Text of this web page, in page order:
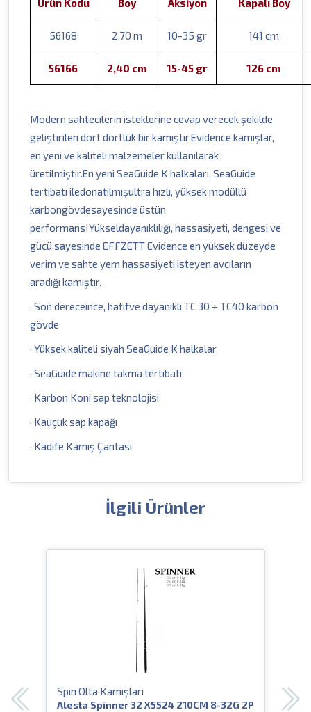
Ürün Kodu Boy Aksiyon Kapalı Boy
56168 2,70 m 10-35 gr 141 cm
56166 2,40 cm 15-45 gr 126 cm
Modern sahtecilerin isteklerine cevap verecek şekilde
geliştirilen dört dörtlük bir kamıştır.Evidence kamışlar,
en yeni ve kaliteli malzemeler kullanılarak
üretilmiştir.En yeni SeaGuide K halkaları, SeaGuide
tertibatı iledonatılmışultra hızlı, yüksek modüllü
karbongövdesayesinde üstün
performans!Yükseldayanıklılığı, hassasiyeti, dengesi ve
gücü sayesinde EFFZETT Evidence en yüksek düzeyde
verim ve sahte yem hassasiyeti isteyen avcıların
aradığı kamıştır.
· Son dereceince, hafifve dayanıklı TC 30 + TC40 karbon
gövde
· Yüksek kaliteli siyah SeaGuide K halkalar
· SeaGuide makine takma tertibatı
· Karbon Koni sap teknolojisi
· Kauçuk sap kapağı
· Kadife Kamış Çantası
İlgili Ürünler
Spin Olta Kamışları
Alesta Spinner 32 X5524 210CM 8-32G 2P